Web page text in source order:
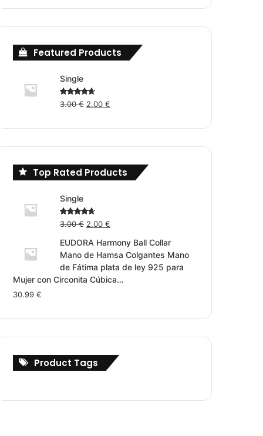
Featured Products
Single
Rated
out
3.00€ Original
was:
2.00€
is:
Top Rated Products
Single
Rated
out
of 5
3.00€ Original
was:
3.00 €.
2.00€
is:
2.00 €.
EUDORA Harmony Ball Collar
Mano de Hamsa Colgantes Mano
de Fátima plata de ley 925 para
Mujer con Circonita Cúbica…
30.99€
Product Tags